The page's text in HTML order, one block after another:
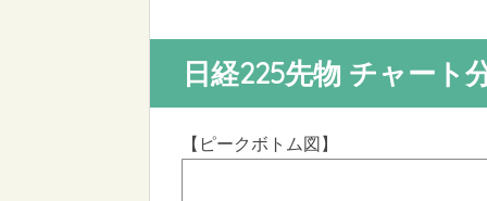
日経225先物 チャート
【ピークボトム図】